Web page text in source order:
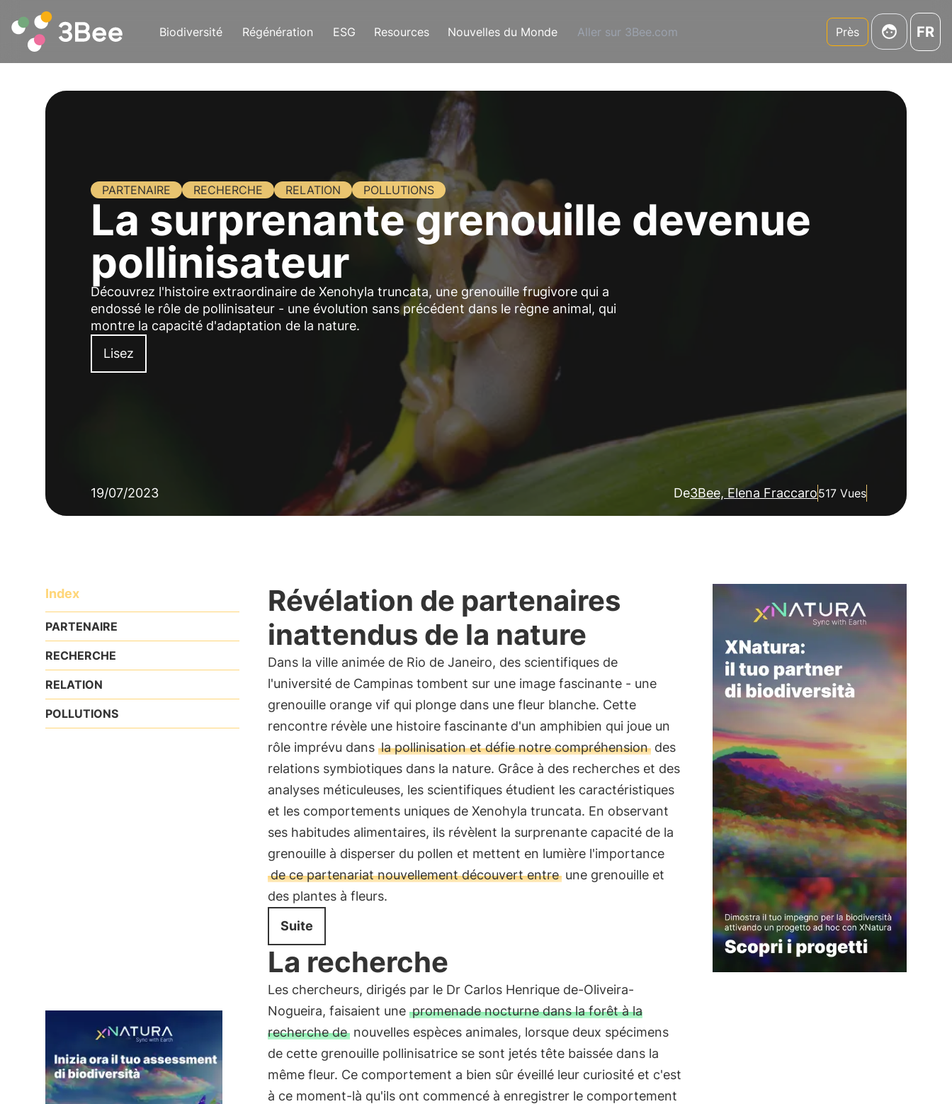
Biodiversité Régénération ESG Resources Nouvelles du Monde Aller sur 3Bee.com Près FR
PARTENAIRE RECHERCHE RELATION POLLUTIONS
La surprenante grenouille devenue
pollinisateur
Découvrez l'histoire extraordinaire de Xenohyla truncata, une grenouille frugivore qui a
endossé le rôle de pollinisateur - une évolution sans précédent dans le règne animal, qui
montre la capacité d'adaptation de la nature.
Lisez
19/07/2023 De3Bee, Elena Fraccaro517 Vues
Index
PARTENAIRE
RECHERCHE
RELATION
POLLUTIONS
Révélation de partenaires
inattendus de la nature
Dans la ville animée de Rio de Janeiro, des scientifiques de
l'université de Campinas tombent sur une image fascinante - une
grenouille orange vif qui plonge dans une fleur blanche. Cette
rencontre révèle une histoire fascinante d'un amphibien qui joue un
rôle imprévu dans la pollinisation et défie notre compréhensiondes
relations symbiotiques dans la nature. Grâce à des recherches et des
analyses méticuleuses, les scientifiques étudient les caractéristiques
et les comportements uniques de Xenohyla truncata. En observant
ses habitudes alimentaires, ils révèlent la surprenante capacité de la
grenouille à disperser du pollen et mettent en lumière l'importance
de ce partenariat nouvellement découvert entreune grenouille et
des plantes à fleurs.
Suite
La recherche
Les chercheurs, dirigés par le Dr Carlos Henrique de-Oliveira-
Nogueira, faisaient une promenade nocturne dans la forêt à la
recherche denouvelles espèces animales, lorsque deux spécimens
de cette grenouille pollinisatrice se sont jetés tête baissée dans la
même fleur. Ce comportement a bien sûr éveillé leur curiosité et c'est
à ce moment-là qu'ils ont commencé à enregistrer le comportement